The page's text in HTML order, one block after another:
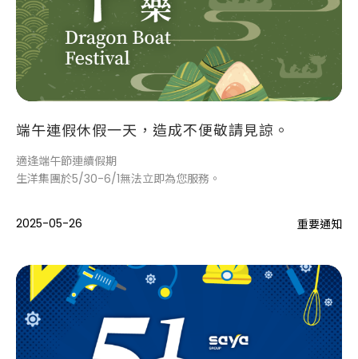
端午連假休假一天，造成不便敬請見諒。
適逢端午節連續假期
生洋集團於5/30-6/1無法立即為您服務。
2025-05-26 重要通知